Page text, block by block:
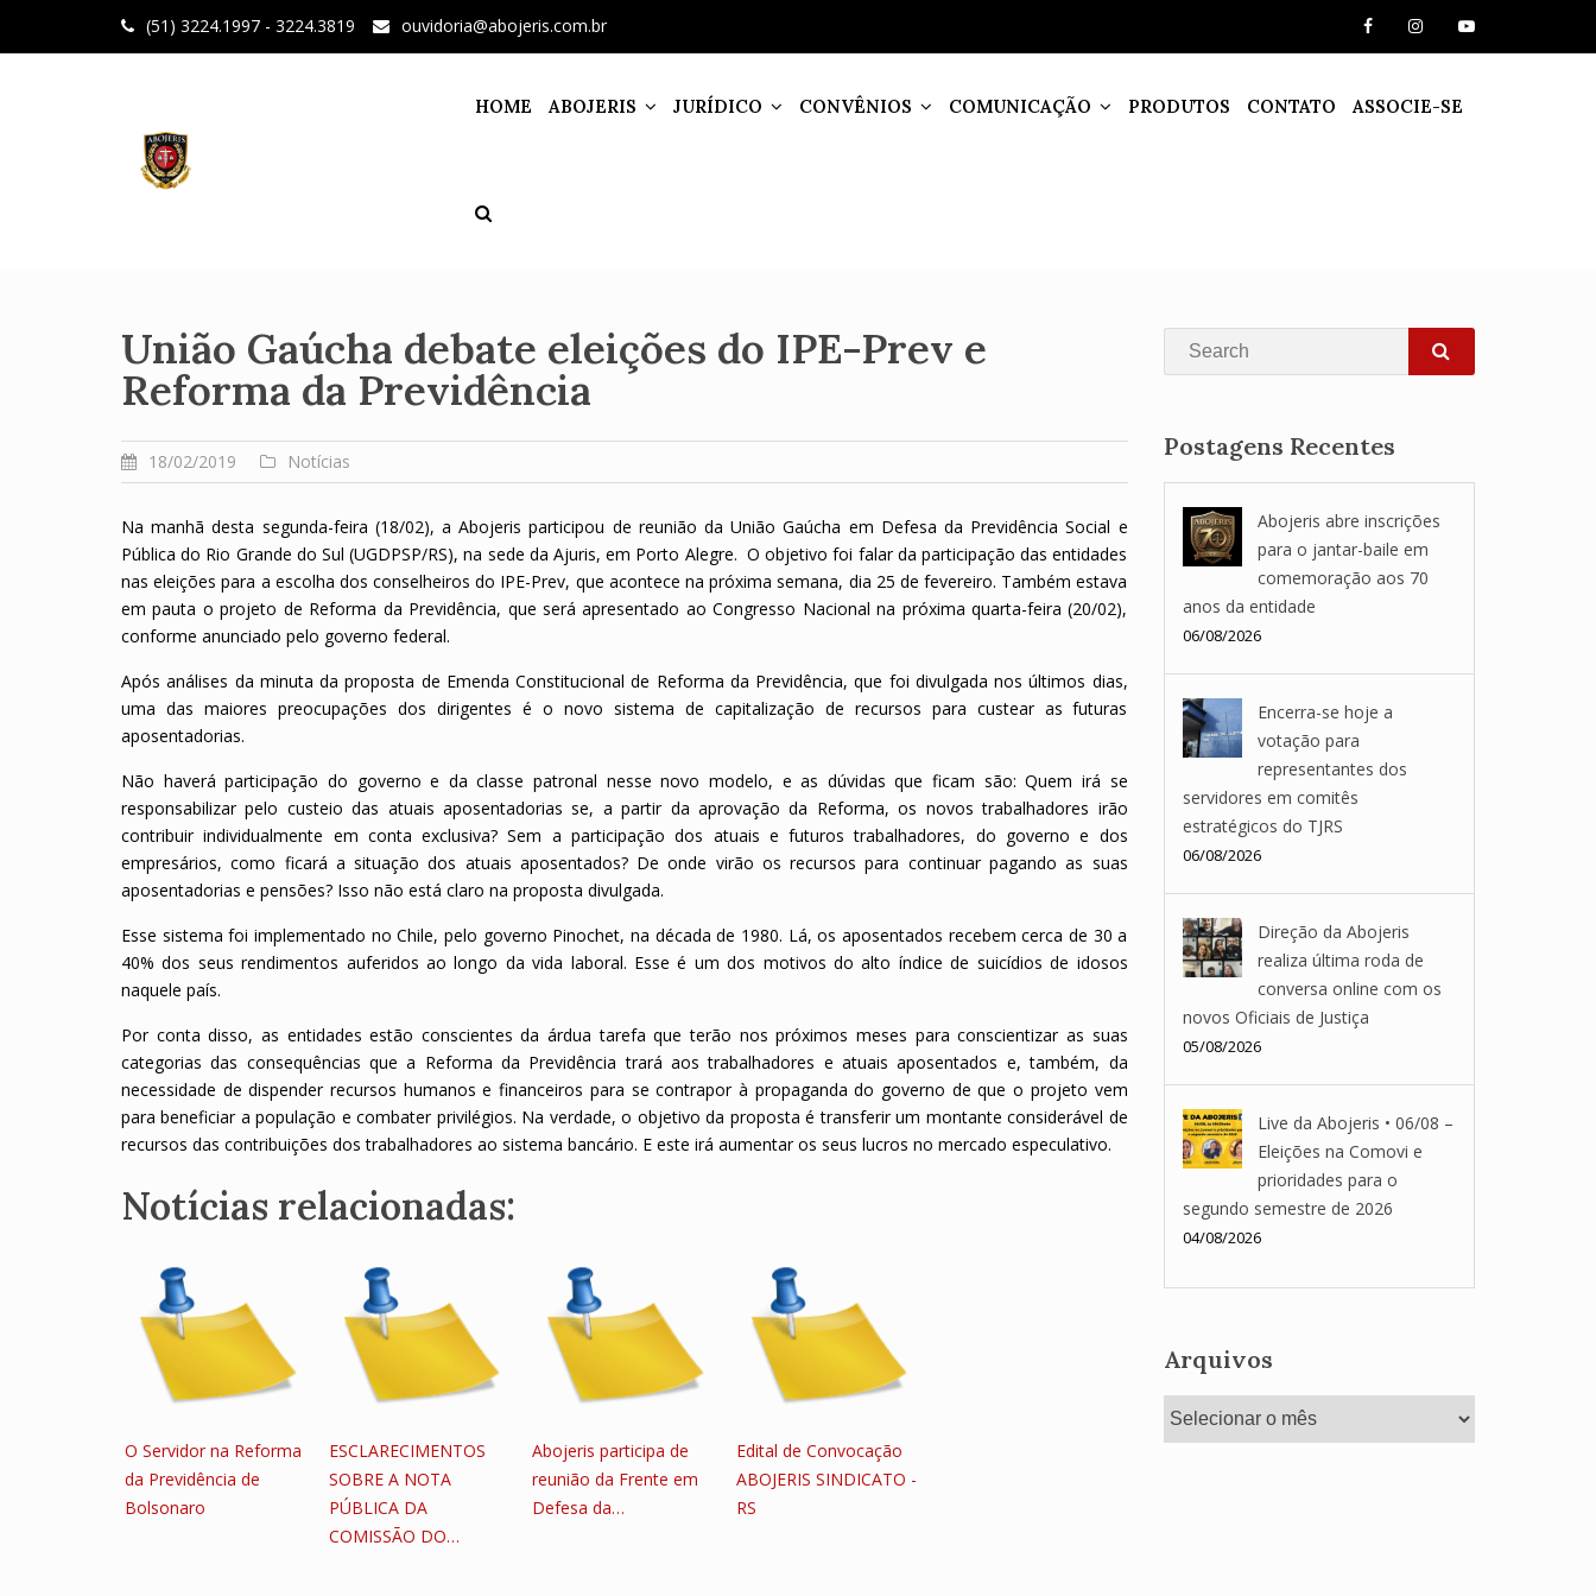
(51) 3224.1997 - 3224.3819 ouvidoria@abojeris.com.br
HOME ABOJERIS JURÍDICO CONVÊNIOS COMUNICAÇÃO PRODUTOS CONTATO ASSOCIE-SE
União Gaúcha debate eleições do IPE-Prev e
Reforma da Previdência
18/02/2019 Notícias
Na manhã desta segunda-feira (18/02), a Abojeris participou de reunião da União Gaúcha em Defesa da Previdência Social e
Pública do Rio Grande do Sul (UGDPSP/RS), na sede da Ajuris, em Porto Alegre. O objetivo foi falar da participação das entidades
nas eleições para a escolha dos conselheiros do IPE-Prev, que acontece na próxima semana, dia 25 de fevereiro. Também estava
em pauta o projeto de Reforma da Previdência, que será apresentado ao Congresso Nacional na próxima quarta-feira (20/02),
conforme anunciado pelo governo federal.
Após análises da minuta da proposta de Emenda Constitucional de Reforma da Previdência, que foi divulgada nos últimos dias,
uma das maiores preocupações dos dirigentes é o novo sistema de capitalização de recursos para custear as futuras
aposentadorias.
Não haverá participação do governo e da classe patronal nesse novo modelo, e as dúvidas que ficam são: Quem irá se
responsabilizar pelo custeio das atuais aposentadorias se, a partir da aprovação da Reforma, os novos trabalhadores irão
contribuir individualmente em conta exclusiva? Sem a participação dos atuais e futuros trabalhadores, do governo e dos
empresários, como ficará a situação dos atuais aposentados? De onde virão os recursos para continuar pagando as suas
aposentadorias e pensões? Isso não está claro na proposta divulgada.
Esse sistema foi implementado no Chile, pelo governo Pinochet, na década de 1980. Lá, os aposentados recebem cerca de 30 a
40% dos seus rendimentos auferidos ao longo da vida laboral. Esse é um dos motivos do alto índice de suicídios de idosos
naquele país.
Por conta disso, as entidades estão conscientes da árdua tarefa que terão nos próximos meses para conscientizar as suas
categorias das consequências que a Reforma da Previdência trará aos trabalhadores e atuais aposentados e, também, da
necessidade de dispender recursos humanos e financeiros para se contrapor à propaganda do governo de que o projeto vem
para beneficiar a população e combater privilégios. Na verdade, o objetivo da proposta é transferir um montante considerável de
recursos das contribuições dos trabalhadores ao sistema bancário. E este irá aumentar os seus lucros no mercado especulativo.
Notícias relacionadas:
O Servidor na Reforma
da Previdência de
Bolsonaro
ESCLARECIMENTOS
SOBRE A NOTA
PÚBLICA DA
COMISSÃO DO…
Abojeris participa de
reunião da Frente em
Defesa da…
Edital de Convocação
ABOJERIS SINDICATO -
RS
Search
SEARCH
Postagens Recentes
Abojeris abre inscrições
para o jantar-baile em
comemoração aos 70
anos da entidade
06/08/2026
Encerra-se hoje a
votação para
representantes dos
servidores em comitês
estratégicos do TJRS
06/08/2026
Direção da Abojeris
realiza última roda de
conversa online com os
novos Oficiais de Justiça
05/08/2026
Live da Abojeris • 06/08 –
Eleições na Comovi e
prioridades para o
segundo semestre de 2026
04/08/2026
Arquivos
Arquivos